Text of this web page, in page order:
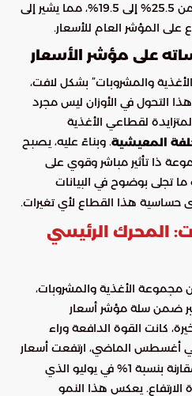
الوقود الأخرى” بشكل ملحوظ من 25.5% إلى 19.5%، مما يشير إلى
على المؤشر العام للأسعار.
على مؤشر الأسعار
والمشروبات” بشكل لافت،
من 18.8% إلى 22%. هذا التحول في الأوزان ليس مجرد
لقطاعي الأغذية
المعيشية. وبناءً عليه، يصبح
ذا تأثير مباشر وقوي على
ما تجلى بوضوح في البيانات
حساسية هذا القطاع لأي تغيرات.
المحرك الرئيسي
مجموعة الأغذية والمشروبات،
ضمن سلة مؤشر أسعار
كانت القوة الدافعة وراء
أغسطس الماضي، ارتفعت أسعار
هذه المجموعة بنسبة 1.1%، مقارنة بنسبة 1% في يوليو الذي
الارتفاع. يعكس هذا النمو